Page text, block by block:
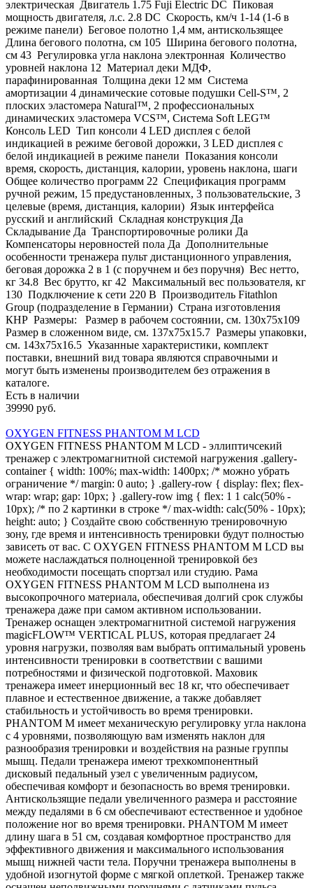
электрическая Двигатель 1.75 Fuji Electric DC Пиковая
мощность двигателя, л.с. 2.8 DC Скорость, км/ч 1-14 (1-6 в
режиме панели) Беговое полотно 1,4 мм, антискользящее
Длина бегового полотна, см 105 Ширина бегового полотна,
см 43 Регулировка угла наклона электронная Количество
уровней наклона 12 Материал деки МДФ,
парафинированная Толщина деки 12 мм Система
амортизации 4 динамические сотовые подушки Cell-S™, 2
плоских эластомера Natural™, 2 профессиональных
динамических эластомера VCS™, Система Soft LEG™
Консоль LED Тип консоли 4 LED дисплея с белой
индикацией в режиме беговой дорожки, 3 LED дисплея с
белой индикацией в режиме панели Показания консоли
время, скорость, дистанция, калории, уровень наклона, шаги
Общее количество программ 22 Спецификация программ
ручной режим, 15 предустановленных, 3 пользовательские, 3
целевые (время, дистанция, калории) Язык интерфейса
русский и английский Складная конструкция Да
Складывание Да Транспортировочные ролики Да
Компенсаторы неровностей пола Да Дополнительные
особенности тренажера пульт дистанционного управления,
беговая дорожка 2 в 1 (с поручнем и без поручня) Вес нетто,
кг 34.8 Вес брутто, кг 42 Максимальный вес пользователя, кг
130 Подключение к сети 220 В Производитель Fitathlon
Group (подразделение в Германии) Страна изготовления
КНР Размеры: Размер в рабочем состоянии, см. 130х75x109
Размер в сложенном виде, см. 137х75x15.7 Размеры упаковки,
см. 143х75x16.5 Указанные характеристики, комплект
поставки, внешний вид товара являются справочными и
могут быть изменены производителем без отражения в
каталоге.
Есть в наличии
39990 руб.
OXYGEN FITNESS PHANTOM M LCD
OXYGEN FITNESS PHANTOM M LCD - эллиптичсекий
тренажер с электромагнитной системой нагружения .gallery-
container { width: 100%; max-width: 1400px; /* можно убрать
ограничение */ margin: 0 auto; } .gallery-row { display: flex; flex-
wrap: wrap; gap: 10px; } .gallery-row img { flex: 1 1 calc(50% -
10px); /* по 2 картинки в строке */ max-width: calc(50% - 10px);
height: auto; } Создайте свою собственную тренировочную
зону, где время и интенсивность тренировки будут полностью
зависеть от вас. С OXYGEN FITNESS PHANTOM M LCD вы
можете наслаждаться полноценной тренировкой без
необходимости посещать спортзал или студию. Рама
OXYGEN FITNESS PHANTOM M LCD выполнена из
высокопрочного материала, обеспечивая долгий срок службы
тренажера даже при самом активном использовании.
Тренажер оснащен электромагнитной системой нагружения
magicFLOW™ VERTICAL PLUS, которая предлагает 24
уровня нагрузки, позволяя вам выбрать оптимальный уровень
интенсивности тренировки в соответствии с вашими
потребностями и физической подготовкой. Маховик
тренажера имеет инерционный вес 18 кг, что обеспечивает
плавное и естественное движение, а также добавляет
стабильность и устойчивость во время тренировки.
PHANTOM M имеет механическую регулировку угла наклона
с 4 уровнями, позволяющую вам изменять наклон для
разнообразия тренировки и воздействия на разные группы
мышц. Педали тренажера имеют трехкомпонентный
дисковый педальный узел с увеличенным радиусом,
обеспечивая комфорт и безопасность во время тренировки.
Антискользящие педали увеличенного размера и расстояние
между педалями в 6 см обеспечивают естественное и удобное
положение ног во время тренировки. PHANTOM M имеет
длину шага в 51 см, создавая комфортное пространство для
эффективного движения и максимального использования
мышц нижней части тела. Поручни тренажера выполнены в
удобной изогнутой форме с мягкой оплеткой. Тренажер также